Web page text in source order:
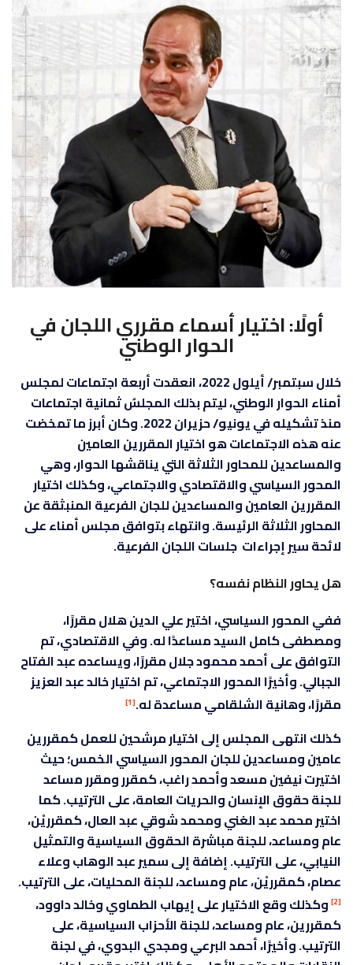
أولًا: اختيار أسماء مقرري اللجان في
الحوار الوطني
خلال سبتمبر/ أيلول 2022، انعقدت أربعة اجتماعات لمجلس
أمناء الحوار الوطني، ليتم بذلك المجلسُ ثمانية اجتماعات
منذ تشكيله في يونيو/ حزيران 2022. وكان أبرز ما تمخضت
عنه هذه الاجتماعات هو اختيار المقررين العامين
والمساعدين للمحاور الثلاثة التي يناقشها الحوار، وهي
المحور السياسي والاقتصادي والاجتماعي، وكذلك اختيار
المقررين العامين والمساعدين للجان الفرعية المنبثقة عن
المحاور الثلاثة الرئيسة. وانتهاء بتوافق مجلس أمناء على
لائحة سير إجراءات جلسات اللجان الفرعية.
هل يحاور النظام نفسه؟
ففي المحور السياسي، اختير علي الدين هلال مقررًا،
ومصطفى كامل السيد مساعدًا له. وفي الاقتصادي، تم
التوافق على أحمد محمود جلال مقررًا، ويساعده عبد الفتاح
الجبالي. وأخيرًا المحور الاجتماعي، تم اختيار خالد عبد العزيز
مقررًا، وهانية الشلقامي مساعدة له.[1]
كذلك انتهى المجلس إلى اختيار مرشحين للعمل كمقررين
عامين ومساعدين للجان المحور السياسي الخمس؛ حيث
اختيرت نيفين مسعد وأحمد راغب، كمقرر ومقرر مساعد
للجنة حقوق الإنسان والحريات العامة، على الترتيب. كما
اختير محمد عبد الغني ومحمد شوقي عبد العال، كمقرريْن،
عام ومساعد، للجنة مباشرة الحقوق السياسية والتمثيل
النيابي، على الترتيب. إضافة إلى سمير عبد الوهاب وعلاء
عصام، كمقرريْن، عام ومساعد، للجنة المحليات، على الترتيب.
[2]
وكذلك وقع الاختيار على إيهاب الطماوي وخالد داوود،
كمقررين، عام ومساعد، للجنة الأحزاب السياسية، على
الترتيب. وأخيرًا، أحمد البرعي ومجدي البدوي، في لجنة